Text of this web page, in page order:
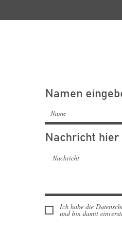
Namen
Nachricht hier
Ich habe die
und bin damit